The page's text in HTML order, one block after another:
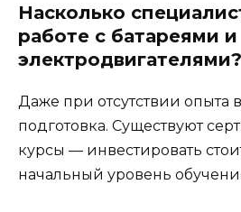
Насколько
работе с батареями и
электродвигателями?
Даже при отсутствии опыта
подготовка. Существуют
курсы — инвестировать
начальный уровень